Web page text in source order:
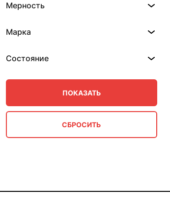
10 мм 0.87-2.95 м
10 мм 0.9-2.8 м
10 мм 1.2 м
11 мм
11 мм 0.87-2.95 м
11 мм 1.59 м
Мерность
Марка
Состояние